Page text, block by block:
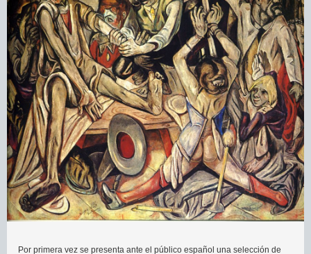
Por primera vez se presenta ante el público español una selección de